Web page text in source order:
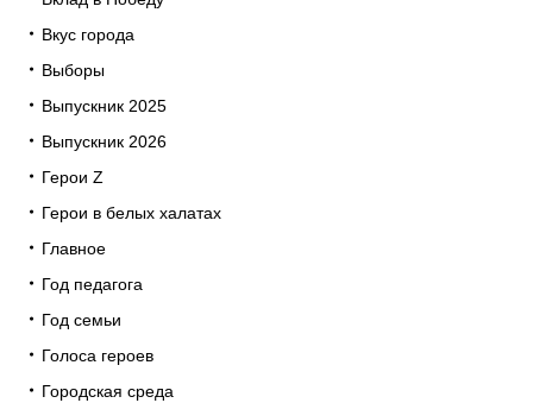
Вкус города
Выборы
Выпускник 2025
Выпускник 2026
Герои Z
Герои в белых халатах
Главное
Год педагога
Год семьи
Голоса героев
Городская среда